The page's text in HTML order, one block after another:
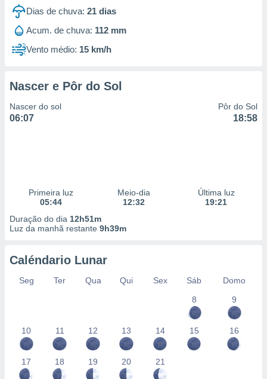
1199
Dias de chuva: 21 dias
Acum. de chuva: 112 mm
Vento médio: 15 km/h
Nascer e Pôr do Sol
Nascer do sol
06:07
Pôr do Sol
18:58
Primeira luz
05:44
Meio-dia
12:32
Última luz
19:21
Duração do dia 12h51m
Luz da manhã restante 9h39m
Caléndario Lunar
Seg Ter Qua Qui Sex Sáb
Domo
8
9
10 11 12 13 14 15 16
17 18 19 20 21